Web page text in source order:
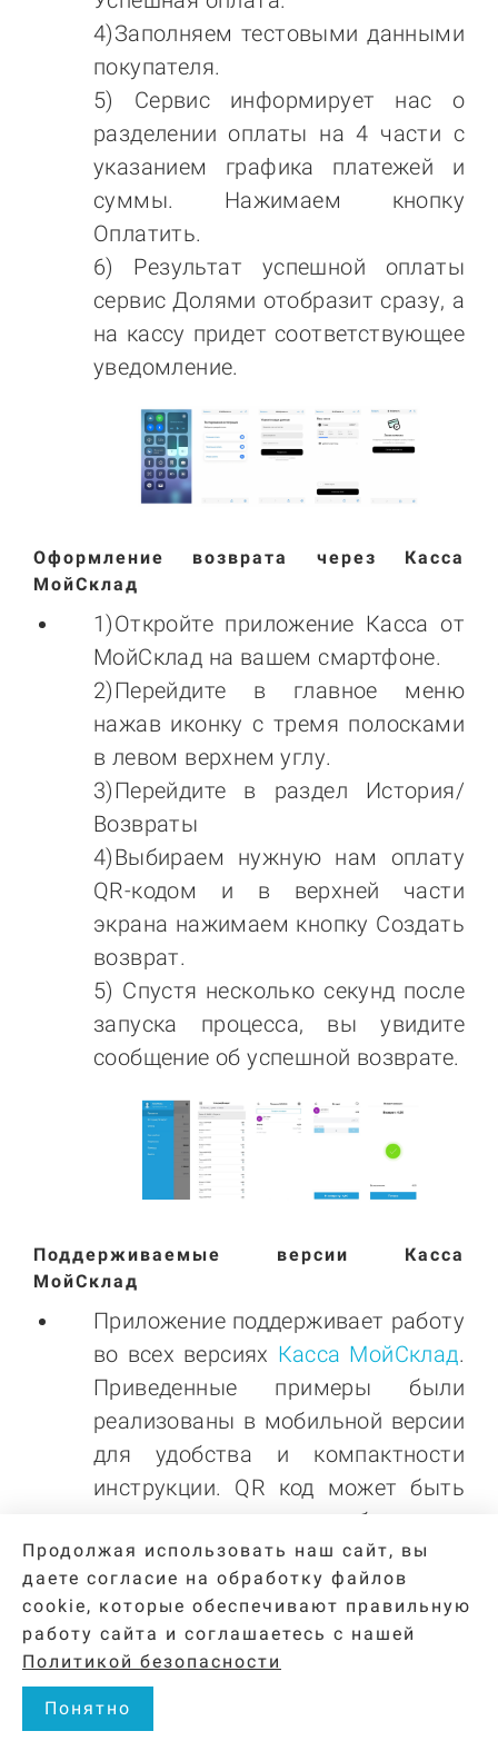
4)Заполняем тестовыми данными
покупателя.
5) Сервис информирует нас о
разделении оплаты на 4 части с
указанием графика платежей и
суммы. Нажимаем кнопку
Оплатить.
6) Результат успешной оплаты
сервис Долями отобразит сразу, а
на кассу придет соответствующее
уведомление.
Оформление возврата через Касса
МойСклад
1)Откройте приложение Касса от
МойСклад на вашем смартфоне.
2)Перейдите в главное меню
нажав иконку с тремя полосками
в левом верхнем углу.
3)Перейдите в раздел История/
Возвраты
4)Выбираем нужную нам оплату
QR-кодом и в верхней части
экрана нажимаем кнопку Создать
возврат.
5) Спустя несколько секунд после
запуска процесса, вы увидите
сообщение об успешной возврате.
Поддерживаемые версии Касса
МойСклад
Приложение поддерживает работу
во всех версиях Касса МойСклад.
Приведенные примеры были
реализованы в мобильной версии
для удобства и компактности
инструкции. QR код может быть
выведен на кассу любым вам
удобным способом. Это может
быть мобильная версия, версия
для настольных компьютеров с
отдельным монитором или
напечатан на кассовой ленте.
Продолжая использовать наш сайт, вы
даете согласие на обработку файлов
cookie, которые обеспечивают правильную
работу сайта и соглашаетесь с нашей
Политикой безопасности
Понятно